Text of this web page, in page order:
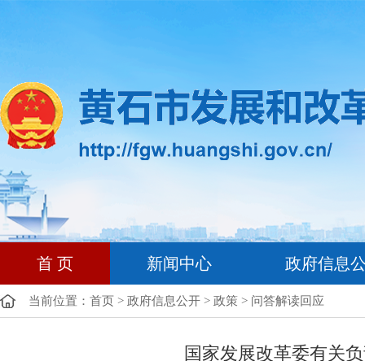
首 页 新闻中心 政府信息
当前位置： 首页 > 政府信息公开 > 政策 > 问答解读回应
国家发展改革委有关